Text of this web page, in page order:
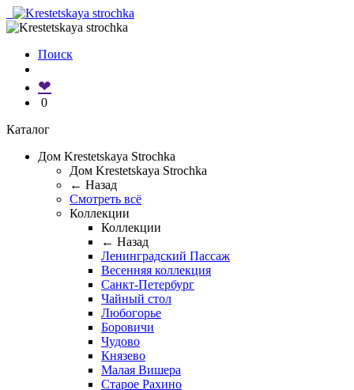
Поиск
❤
0
Каталог
Дом Krestetskaya Strochka
Дом Krestetskaya Strochka
← Назад
Смотреть всё
Коллекции
Коллекции
← Назад
Ленинградский Пассаж
Весенняя коллекция
Санкт-Петербург
Чайный стол
Любогорье
Боровичи
Чудово
Князево
Малая Вишера
Старое Рахино